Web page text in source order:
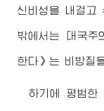
신비성을 내걸고
밖에서는 대국
한다》는 비방질
하기에 평범한